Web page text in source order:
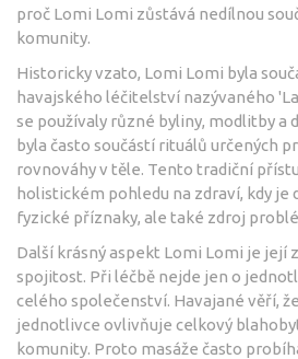
proč Lomi Lomi zůstává nedílnou
komunity.
Historicky vzato, Lomi Lomi byla
havajského léčitelství nazývaného
se používaly různé byliny, modlitby a
byla často součástí rituálů určených
rovnováhy v těle. Tento tradiční
holistickém pohledu na zdraví, kdy
fyzické příznaky, ale také zdroj
Další krásný aspekt Lomi Lomi je její
spojitost. Při léčbě nejde jen o
celého společenství. Havajané věří,
jednotlivce ovlivňuje celkový
komunity. Proto masáže často